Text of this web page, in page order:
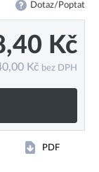
Dotaz/Poptat
Kč
Kč bez DPH
PDF